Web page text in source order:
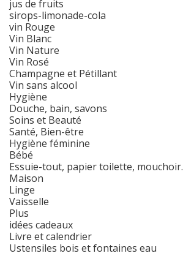
jus de fruits
sirops-limonade-cola
vin Rouge
Vin Blanc
Vin Nature
Vin Rosé
Champagne et Pétillant
Vin sans alcool
Hygiène
Douche, bain, savons
Soins et Beauté
Santé, Bien-être
Hygiène féminine
Bébé
Essuie-tout, papier toilette, mouchoir.
Maison
Linge
Vaisselle
Plus
idées cadeaux
Livre et calendrier
Ustensiles bois et fontaines eau